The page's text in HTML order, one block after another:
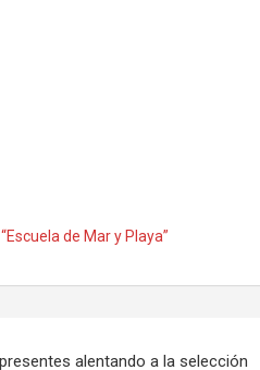
“Escuela de Mar y Playa”
alentando a la selección